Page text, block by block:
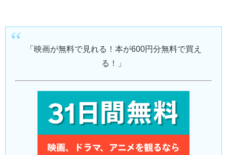
「映画が無料で見れる！本が600円分無料で買え
る！」